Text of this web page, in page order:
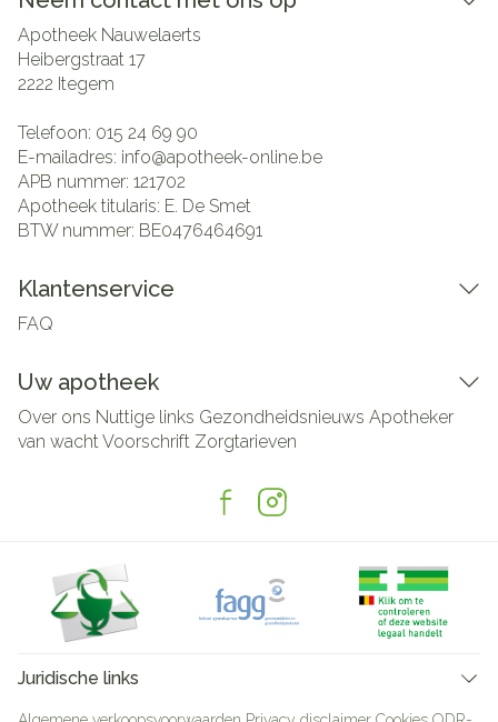
Apotheek Nauwelaerts
Heibergstraat 17
2222 Itegem
Telefoon: 015 24 69 90
E-mailadres: info@apotheek-online.be
APB nummer: 121702
Apotheek titularis: E. De Smet
BTW nummer: BE0476464691
Klantenservice
FAQ
Uw apotheek
Over ons Nuttige links Gezondheidsnieuws Apotheker
van wachtVoorschrift Zorgtarieven
Juridische links